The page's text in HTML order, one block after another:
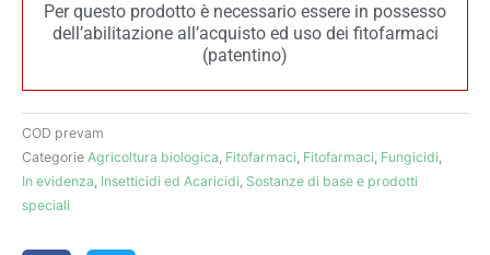
Per questo prodotto è necessario essere in possesso
dell’abilitazione all’acquisto ed uso dei fitofarmaci
(patentino)
COD prevam
Categorie Agricoltura biologica Fitofarmaci Fitofarmaci Fungicidi
In evidenza Insetticidi ed Acaricidi Sostanze di base e prodotti
speciali